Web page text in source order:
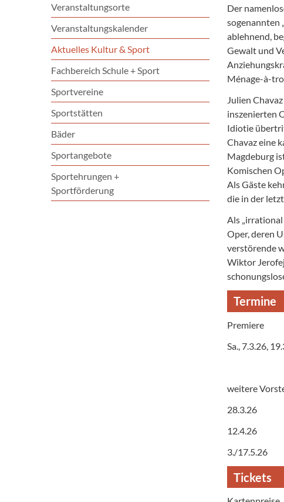
Veranstaltungsorte
Veranstaltungskalender
Aktuelles Kultur & Sport
Fachbereich Schule + Sport
Sportvereine
Sportstätten
Bäder
Sportangebote
Sportehrungen +
Sportförderung
Der
sogenannten
ablehnend,
Gewalt und
Ménage-à-
Julien
inszenierten
Idiotie
Chavaz eine
Magdeburg
Komischen
Als Gäste
die in der
Als
Oper, deren
verstörende
Wiktor
Termine
Premiere
Sa., 7.3.26,
weitere
28.3.26
12.4.26
3./17.5.26
Tickets